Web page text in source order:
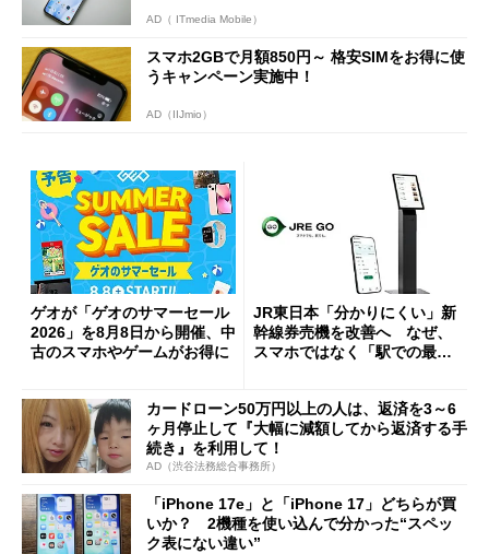
AD（ ITmedia Mobile）
スマホ2GBで月額850円～ 格安SIMをお得に使
うキャンペーン実施中！
AD（IIJmio）
ゲオが「ゲオのサマーセール
2026」を8月8日から開催、中
古のスマホやゲームがお得に
JR東日本「分かりにくい」新
幹線券売機を改善へ なぜ、
スマホではなく「駅での最短
カードローン50万円以上の人は、返済を3～6
ヶ月停止して『大幅に減額してから返済する手
続き』を利用して！
AD（渋谷法務総合事務所）
「iPhone 17e」と「iPhone 17」どちらが買
いか？ 2機種を使い込んで分かった“スペッ
ク表にない違い”